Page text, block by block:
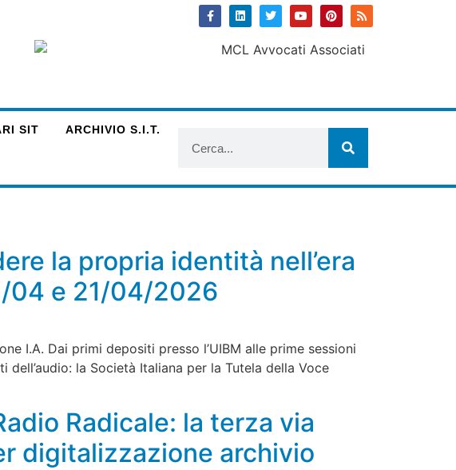
SIT ARCHIVIO S.I.T.
la propria identità nell’era
04 e 21/04/2026
I.A. Dai primi depositi presso l’UIBM alle prime sessioni
la Società Italiana per la Tutela della Voce
Radicale: la terza via
digitalizzazione archivio